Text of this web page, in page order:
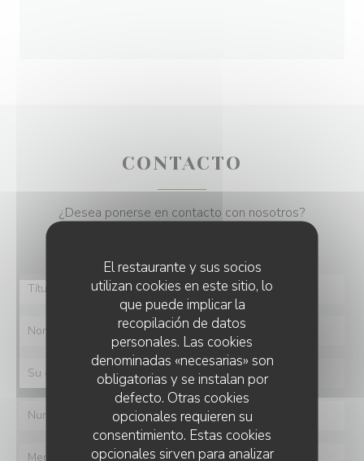
El restaurante y sus socios
utilizan cookies en este sitio, lo
que puede implicar la
recopilación de datos
personales. Las cookies
denominadas «necesarias» son
obligatorias y se instalan por
defecto. Otras cookies
opcionales requieren su
consentimiento. Estas cookies
opcionales sirven para analizar
CONTACTO
¿Desea ponerse en contacto con nosotros?